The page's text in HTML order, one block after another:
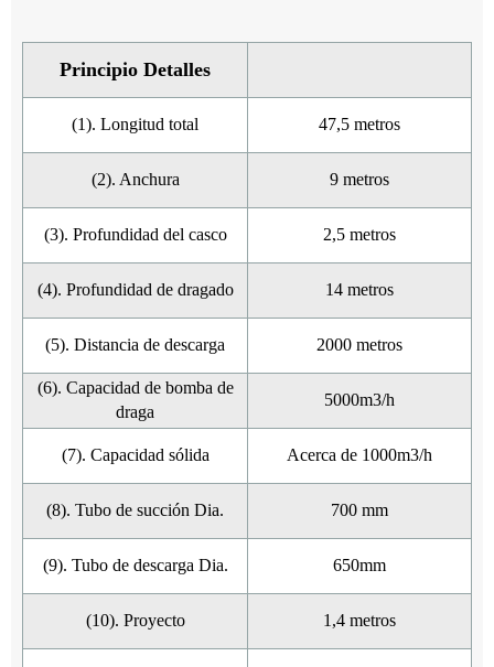
Principio Detalles
(1). Longitud total 47,5 metros
(2). Anchura 9 metros
(3). Profundidad del casco 2,5 metros
(4). Profundidad de dragado 14 metros
(5). Distancia de descarga 2000 metros
(6). Capacidad de bomba de
draga
5000m3/h
(7). Capacidad sólida Acerca de 1000m3/h
(8). Tubo de succión Dia. 700 mm
(9). Tubo de descarga Dia. 650mm
(10). Proyecto 1,4 metros